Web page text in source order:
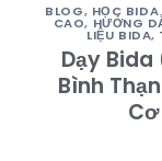
BLOG, HỌC
CAO, HƯỚNG
LIỆU BIDA,
Dạy Bida
Bình